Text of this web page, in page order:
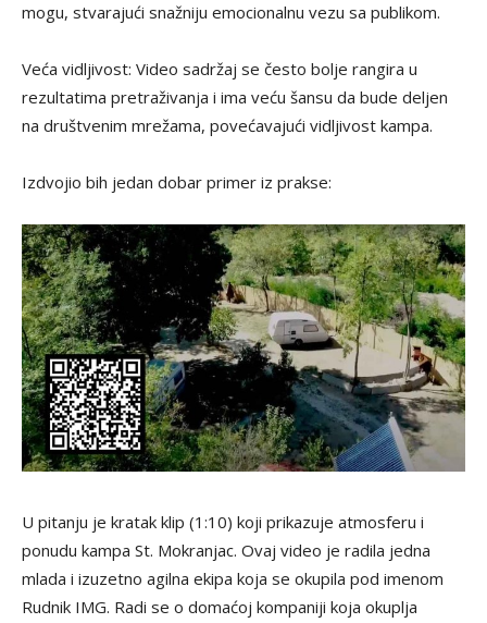
mogu, stvarajući snažniju emocionalnu vezu sa publikom.
Veća vidljivost: Video sadržaj se često bolje rangira u
rezultatima pretraživanja i ima veću šansu da bude deljen
na društvenim mrežama, povećavajući vidljivost kampa.
Izdvojio bih jedan dobar primer iz prakse:
U pitanju je kratak klip (1:10) koji prikazuje atmosferu i
ponudu kampa St. Mokranjac. Ovaj video je radila jedna
mlada i izuzetno agilna ekipa koja se okupila pod imenom
Rudnik IMG. Radi se o domaćoj kompaniji koja okuplja